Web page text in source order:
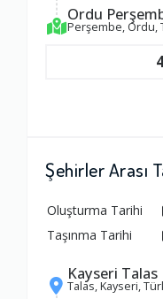
Ordu
Perşembe, Ordu,
Şehirler Arası
Oluşturma Tarihi
Taşınma Tarihi
Kayseri Talas
Talas, Kayseri,